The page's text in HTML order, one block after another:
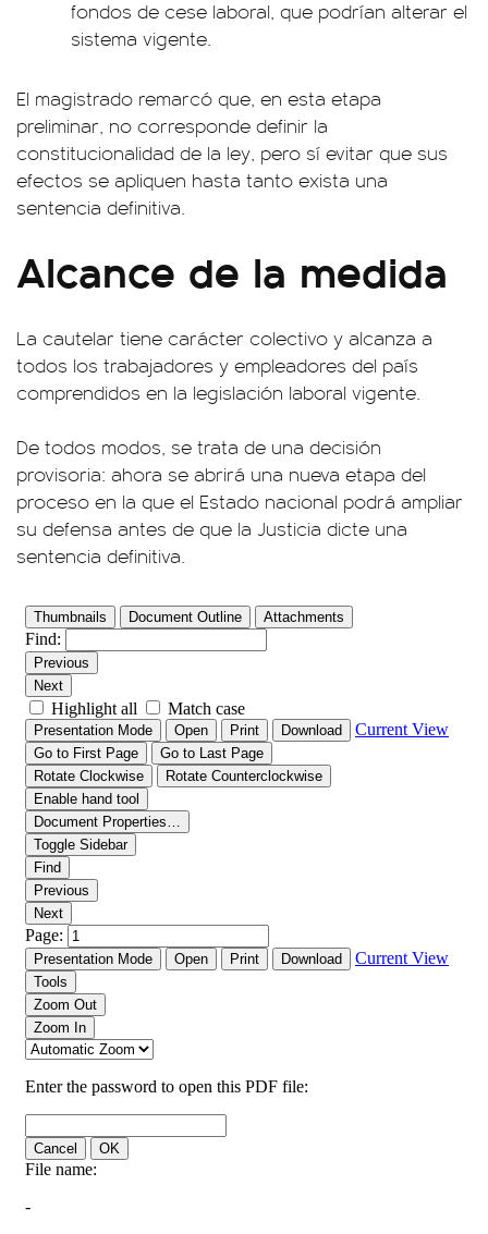
fondos de cese laboral, que podrían alterar el
sistema vigente.
El magistrado remarcó que, en esta etapa
preliminar, no corresponde definir la
constitucionalidad de la ley, pero sí evitar que sus
efectos se apliquen hasta tanto exista una
sentencia definitiva.
Alcance de la medida
La cautelar tiene carácter colectivo y alcanza a
todos los trabajadores y empleadores del país
comprendidos en la legislación laboral vigente.
De todos modos, se trata de una decisión
provisoria: ahora se abrirá una nueva etapa del
proceso en la que el Estado nacional podrá ampliar
su defensa antes de que la Justicia dicte una
sentencia definitiva.